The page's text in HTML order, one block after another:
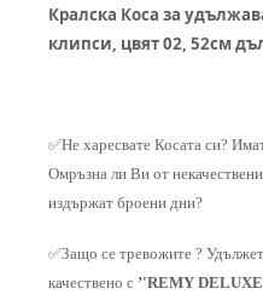
Кралска Коса за
клипси, цвят 02, 52см
✅Не харесвате Косата си?
Омръзна ли Ви от
издържат броени дни?
✅Защо се тревожите ?
качествено с ’'REMY